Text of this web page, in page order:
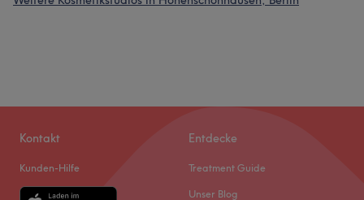
Kontakt
Kunden-Hilfe
Entdecke
Treatment Guide
Unser Blog